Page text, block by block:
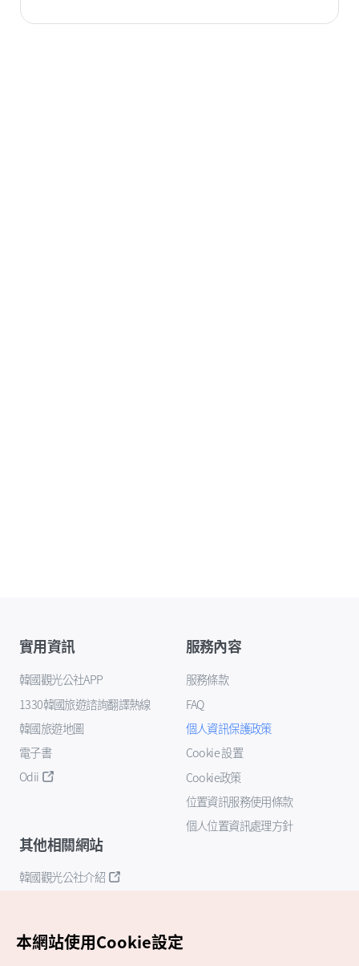
實用資訊
韓國觀光公社APP
1330韓國旅遊諮詢翻譯熱線
韓國旅遊地圖
電子書
Odii
服務內容
服務條款
FAQ
個人資訊保護政策
Cookie 設置
Cookie政策
位置資訊服務使用條款
個人位置資訊處理方針
其他相關網站
韓國觀光公社介紹
本網站使用Cookie設定